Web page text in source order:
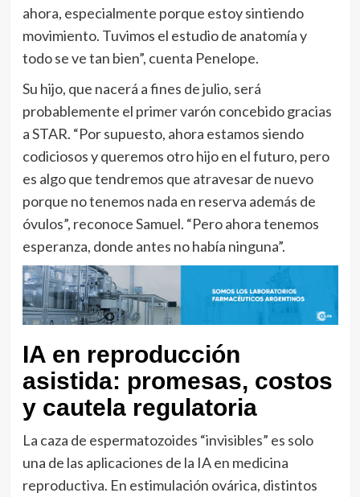
ahora, especialmente porque estoy sintiendo
movimiento. Tuvimos el estudio de anatomía y
todo se ve tan bien”, cuenta Penelope.
Su hijo, que nacerá a fines de julio, será
probablemente el primer varón concebido gracias
a STAR. “Por supuesto, ahora estamos siendo
codiciosos y queremos otro hijo en el futuro, pero
es algo que tendremos que atravesar de nuevo
porque no tenemos nada en reserva además de
óvulos”, reconoce Samuel. “Pero ahora tenemos
esperanza, donde antes no había ninguna”.
IA en reproducción
asistida: promesas, costos
y cautela regulatoria
La caza de espermatozoides “invisibles” es solo
una de las aplicaciones de la IA en medicina
reproductiva. En estimulación ovárica, distintos